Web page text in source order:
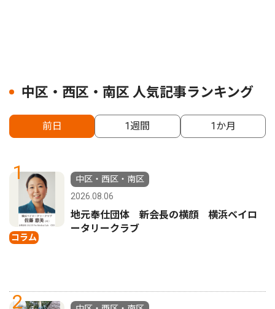
中区・西区・南区 人気記事ランキング
前日 1週間 1か月
1
コラム
中区・西区・南区
2026.08.06
地元奉仕団体 新会長の横顔 横浜ベイロ
ータリークラブ
2